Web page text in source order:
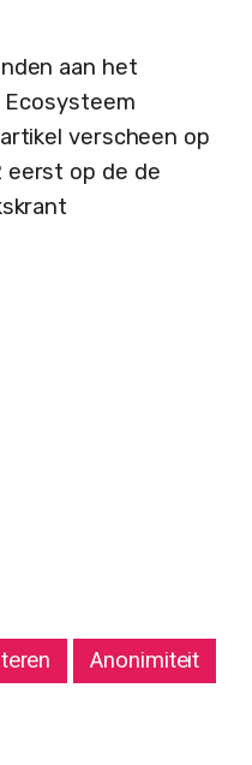
aan het
verscheen op
eerst op de de
Anonimiteit